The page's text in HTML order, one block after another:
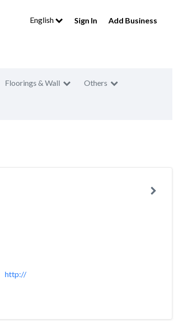
English Sign In Add Business
Floorings & Wall Others
http://